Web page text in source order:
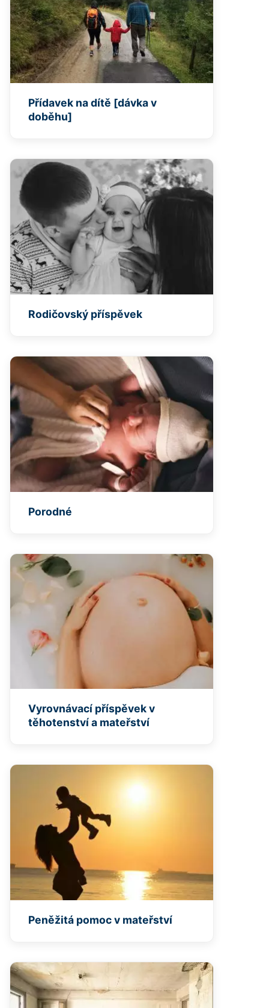
Přídavek na dítě [dávka v
doběhu]
Rodičovský příspěvek
Porodné
Vyrovnávací příspěvek v
těhotenství a mateřství
Peněžitá pomoc v mateřství